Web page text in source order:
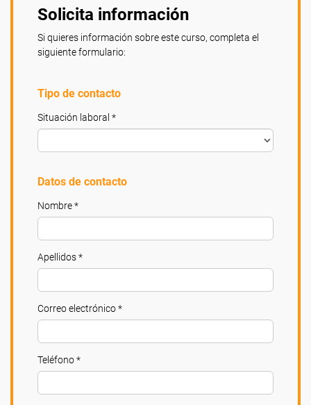
Solicita información
Si quieres información sobre este curso, completa el
siguiente formulario:
Tipo de contacto
Situación laboral *
Datos de contacto
Nombre *
Apellidos *
Correo electrónico *
Teléfono *